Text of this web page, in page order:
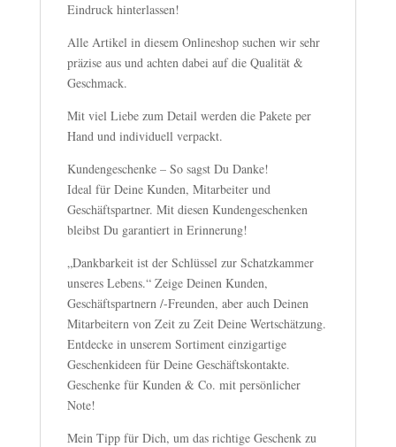
Eindruck hinterlassen!
Alle Artikel in diesem Onlineshop suchen wir sehr
präzise aus und achten dabei auf die Qualität &
Geschmack.
Mit viel Liebe zum Detail werden die Pakete per
Hand und individuell verpackt.
Kundengeschenke – So sagst Du Danke!
Ideal für Deine Kunden, Mitarbeiter und
Geschäftspartner. Mit diesen Kundengeschenken
bleibst Du garantiert in Erinnerung!
„Dankbarkeit ist der Schlüssel zur Schatzkammer
unseres Lebens.“ Zeige Deinen Kunden,
Geschäftspartnern /-Freunden, aber auch Deinen
Mitarbeitern von Zeit zu Zeit Deine Wertschätzung.
Entdecke in unserem Sortiment einzigartige
Geschenkideen für Deine Geschäftskontakte.
Geschenke für Kunden & Co. mit persönlicher
Note!
Mein Tipp für Dich, um das richtige Geschenk zu